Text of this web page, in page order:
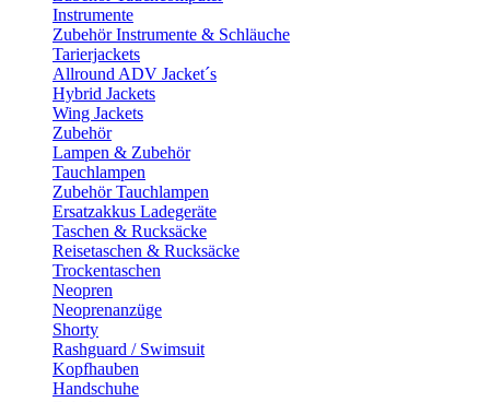
Instrumente
Zubehör Instrumente & Schläuche
Tarierjackets
Allround ADV Jacket´s
Hybrid Jackets
Wing Jackets
Zubehör
Lampen & Zubehör
Tauchlampen
Zubehör Tauchlampen
Ersatzakkus Ladegeräte
Taschen & Rucksäcke
Reisetaschen & Rucksäcke
Trockentaschen
Neopren
Neoprenanzüge
Shorty
Rashguard / Swimsuit
Kopfhauben
Handschuhe